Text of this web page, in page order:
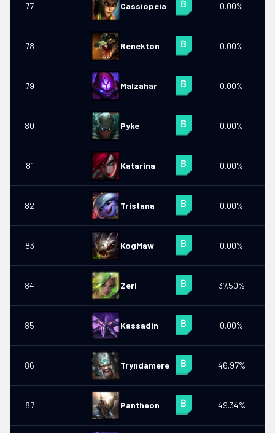
77 Cassiopeia 0.00%
78 Renekton 0.00%
79 Malzahar 0.00%
80 Pyke 0.00%
81 Katarina 0.00%
82 Tristana 0.00%
83 KogMaw 0.00%
84 Zeri 37.50%
85 Kassadin 0.00%
86 Tryndamere 46.97%
87 Pantheon 49.34%